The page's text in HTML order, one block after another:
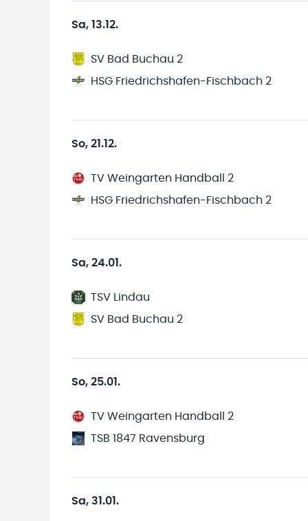
Sa, 13.12.
SV Bad Buchau 2
HSG Friedrichshafen-Fischbach 2
So, 21.12.
TV Weingarten Handball 2
HSG Friedrichshafen-Fischbach 2
Sa, 24.01.
TSV Lindau
SV Bad Buchau 2
So, 25.01.
TV Weingarten Handball 2
TSB 1847 Ravensburg
Sa, 31.01.